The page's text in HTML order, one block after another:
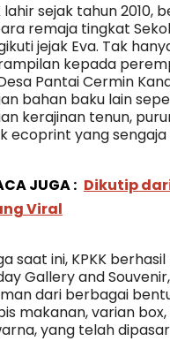
lahir sejak tahun
remaja tingkat
jejak Eva. Tak
kepada
Pantai Cermin
bahan baku lain
kerajinan tenun,
ecoprint yang
JUGA : Dikutip
Viral
saat ini, KPKK
Gallery and
dari berbagai
makanan, varian
yang telah